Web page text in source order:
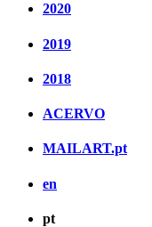
2020
2019
2018
ACERVO
MAILART.pt
en
pt